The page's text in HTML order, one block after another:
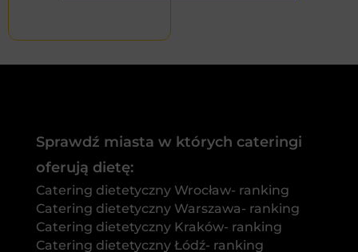
Sprawdź miasta w których cateringi
oferują dietę:
Catering dietetyczny Wrocław- ranking
Catering dietetyczny Warszawa- ranking
Catering dietetyczny Kraków- ranking
Catering dietetyczny Łódź- ranking